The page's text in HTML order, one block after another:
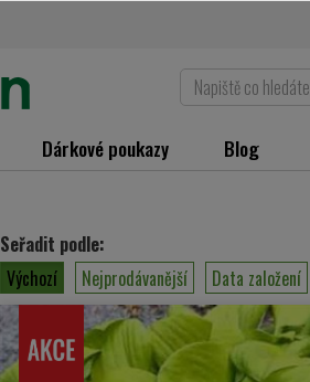
Dárkové poukazy Blog
Seřadit podle:
Výchozí
Nejprodávanější Data založení